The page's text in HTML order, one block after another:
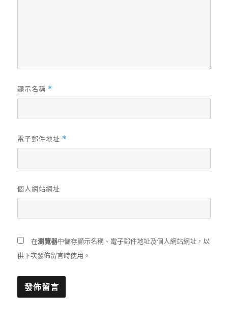
顯示名稱 *
電子郵件地址 *
個人網站網址
在瀏覽器中儲存顯示名稱、電子郵件地址及個人網站網址，以
供下次發佈留言時使用。